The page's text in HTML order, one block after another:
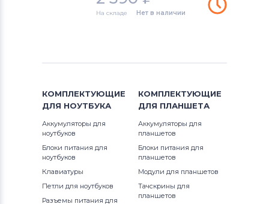
Аккумуляторы для ноутбуков
Аккумуляторы для ноутбуков
Gateway
Аккумуляторы для ноутбуков
Аккумуляторы для ноутбуков
IdeaPad K Series
IdeaPad M Series
IdeaPad N Series
IdeaPad P Series
На складе Нет в наличии
КОМПЛЕКТУЮЩИЕ
ДЛЯ НОУТБУКА
Аккумуляторы для
ноутбуков
Блоки питания для
ноутбуков
Клавиатуры
Петли для ноутбуков
Разъемы питания для
КОМПЛЕКТУЮЩИЕ
ДЛЯ ПЛАНШЕТА
Аккумуляторы для
планшетов
Блоки питания для
планшетов
Модули для планшетов
Тачскрины для
планшетов